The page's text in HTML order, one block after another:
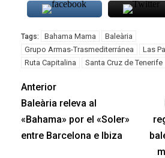
Tags: Bahama Mama
Baleària
Grupo Armas-Trasmediterránea
Las
Ruta Capitalina
Santa Cruz de Tenerife
Anterior
Baleària releva al
«Bahama» por el «Soler»
entre Barcelona e Ibiza